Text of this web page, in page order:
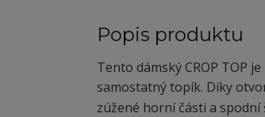
Popis produktu
Tento dámský CROP TOP
samostatný topík. Díky
zúžené horní části a